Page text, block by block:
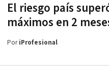
El riesgo país
máximos en 2
PoriProfesional